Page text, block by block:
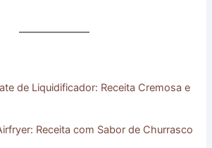
de Liquidificador: Receita Cremosa e
Receita com Sabor de Churrasco